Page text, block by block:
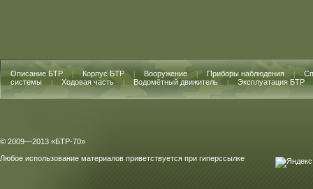
Описание БТР Корпус БТР Вооружение Приборы наблюдения
системы
Ходовая часть Водомётный движитель Эксплуатация БТР
© 2009—2013 «БТР-70»
Любое использование материалов приветствуется при гиперссылке